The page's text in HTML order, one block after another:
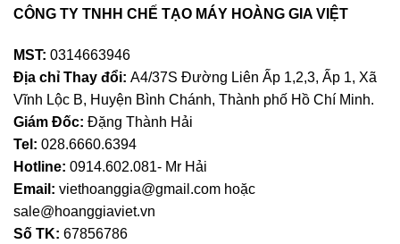
CÔNG TY TNHH CHẾ TẠO MÁY HOÀNG GIA VIỆT
MST: 0314663946
Địa chỉ Thay đổi: A4/37S Đường Liên Ấp 1,2,3, Ấp 1, Xã
Vĩnh Lộc B, Huyện Bình Chánh, Thành phố Hồ Chí Minh.
Giám Đốc: Đặng Thành Hải
Tel: 028.6660.6394
Hotline: 0914.602.081- Mr Hải
Email: viethoanggia@gmail.com hoặc
sale@hoanggiaviet.vn
Số TK: 67856786